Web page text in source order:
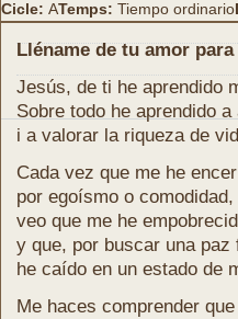
Cicle: ATemps: Tiempo ordinario
Lléname de tu amor
Jesús, de ti he aprendido
Sobre todo he aprendido
i a valorar la riqueza de
Cada vez que me he
por egoísmo o comodidad,
veo que me he
y que, por buscar una
he caído en un estado de
Me haces comprender